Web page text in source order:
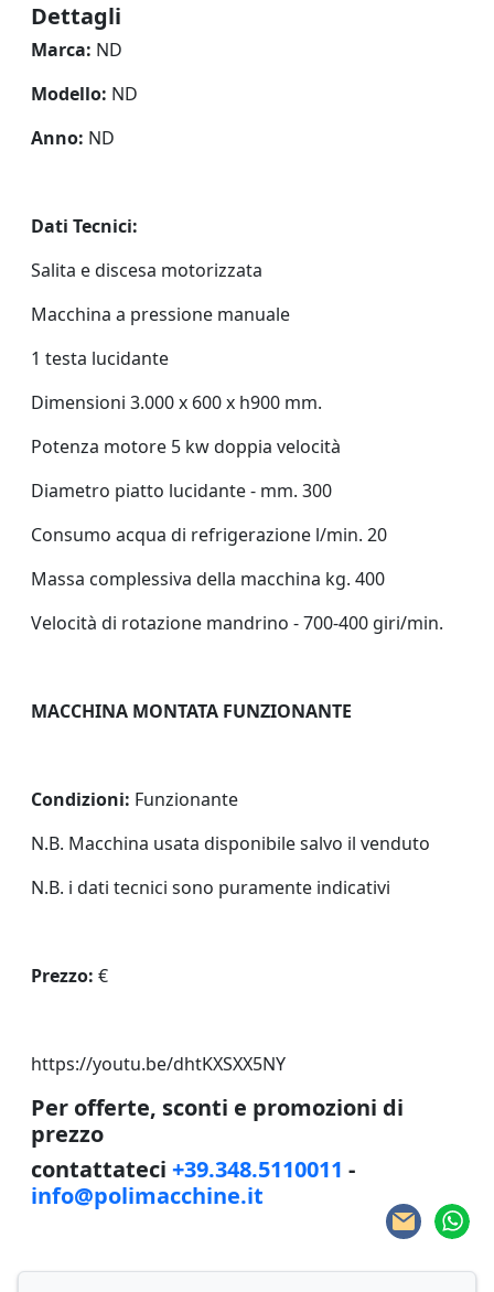
Dettagli
Marca: ND
Modello: ND
Anno: ND
Dati Tecnici:
Salita e discesa motorizzata
Macchina a pressione manuale
1 testa lucidante
Dimensioni 3.000 x 600 x h900 mm.
Potenza motore 5 kw doppia velocità
Diametro piatto lucidante - mm. 300
Consumo acqua di refrigerazione l/min. 20
Massa complessiva della macchina kg. 400
Velocità di rotazione mandrino - 700-400 giri/min.
MACCHINA MONTATA FUNZIONANTE
Condizioni: Funzionante
N.B. Macchina usata disponibile salvo il venduto
N.B. i dati tecnici sono puramente indicativi
Prezzo: €
https://youtu.be/dhtKXSXX5NY
Per offerte, sconti e promozioni di
prezzo
contattateci +39.348.5110011 -
info@polimacchine.it